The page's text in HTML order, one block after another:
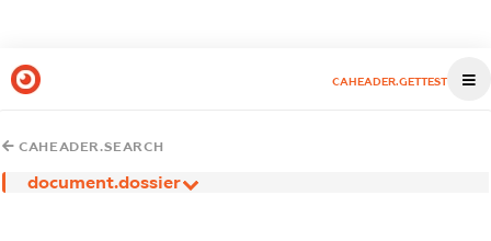
CAHEADER.GETTEST
CAHEADER.SEARCH
document.dossier